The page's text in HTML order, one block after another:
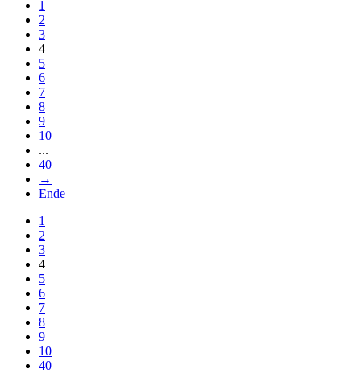
1
2
3
4
5
6
7
8
9
10
...
40
→
Ende
1
2
3
4
5
6
7
8
9
10
40